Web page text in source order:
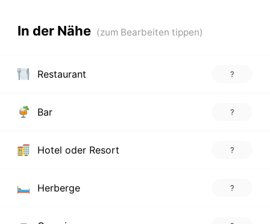
In der Nähe
Restaurant ?
Bar ?
Hotel oder Resort ?
Herberge ?